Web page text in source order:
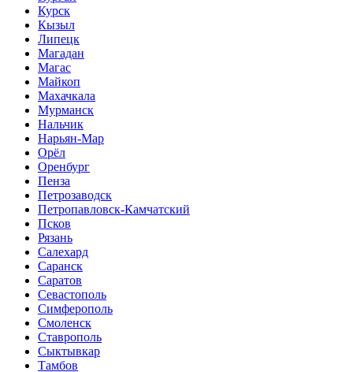
Курск
Кызыл
Липецк
Магадан
Магас
Майкоп
Махачкала
Мурманск
Нальчик
Нарьян-Мар
Орёл
Оренбург
Пенза
Петрозаводск
Петропавловск-Камчатский
Псков
Рязань
Салехард
Саранск
Саратов
Севастополь
Симферополь
Смоленск
Ставрополь
Сыктывкар
Тамбов